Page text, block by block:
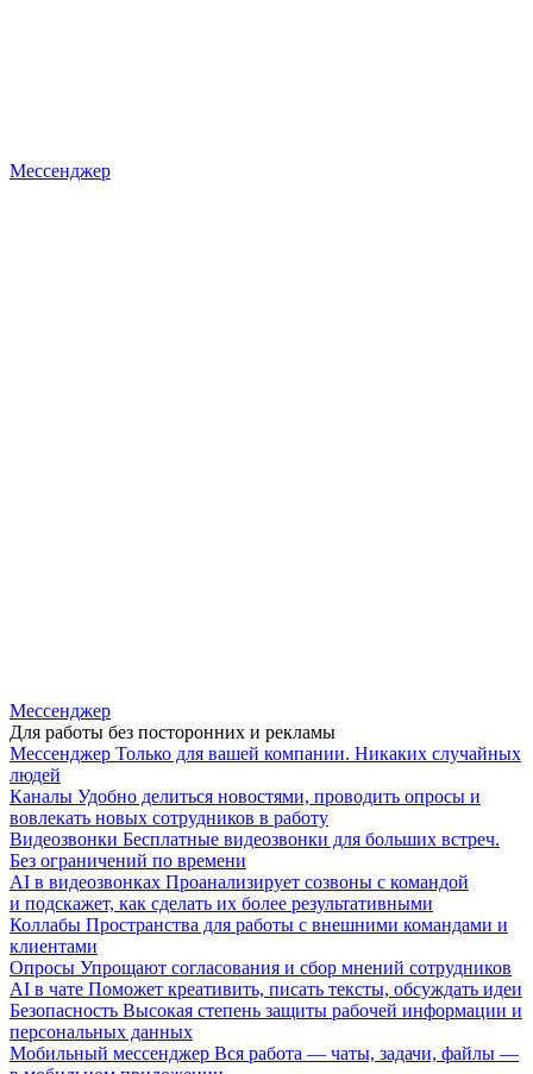
Мессенджер
Мессенджер
Для работы без посторонних и рекламы
Мессенджер Только для вашей компании. Никаких случайных
людей
Каналы Удобно делиться новостями, проводить опросы и
вовлекать новых сотрудников в работу
Видеозвонки Бесплатные видеозвонки для больших встреч.
Без ограничений по времени
AI в видеозвонках Проанализирует созвоны с командой
и подскажет, как сделать их более результативными
Коллабы Пространства для работы с внешними командами и
клиентами
Опросы Упрощают согласования и сбор мнений сотрудников
AI в чате Поможет креативить, писать тексты, обсуждать идеи
Безопасность Высокая степень защиты рабочей информации и
персональных данных
Мобильный мессенджер Вся работа — чаты, задачи, файлы —